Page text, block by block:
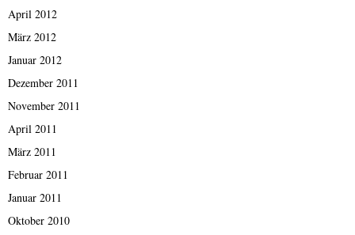
April 2012
März 2012
Januar 2012
Dezember 2011
November 2011
April 2011
März 2011
Februar 2011
Januar 2011
Oktober 2010